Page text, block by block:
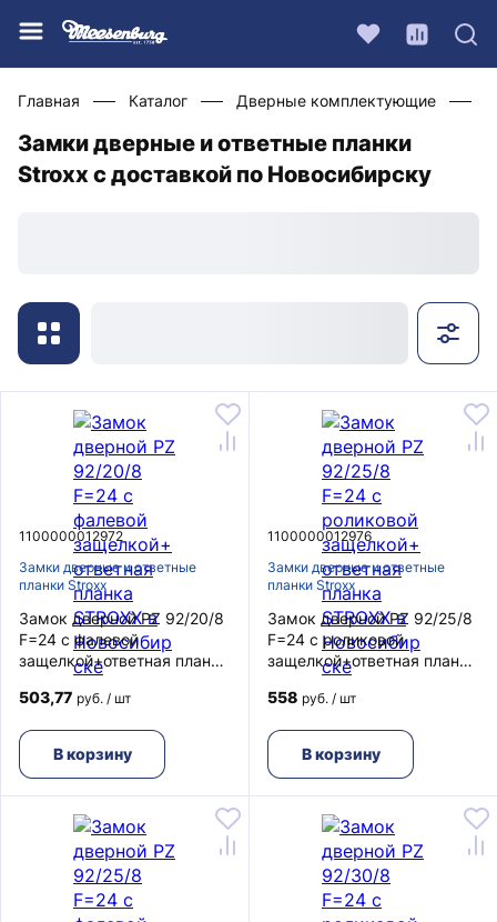
Главная Каталог Дверные комплектующие
Замки дверные и ответные планки
Stroxx с доставкой по Новосибирску
1100000012972
Замки дверные и ответные
планки Stroxx
Замок дверной PZ 92/20/8
F=24 с фалевой
защелкой+ответная планка
STROXX
503,77 руб. / шт
В корзину
1100000012976
Замки дверные и ответные
планки Stroxx
Замок дверной PZ 92/25/8
F=24 с роликовой
защелкой+ответная планка
STROXX
558 руб. / шт
В корзину